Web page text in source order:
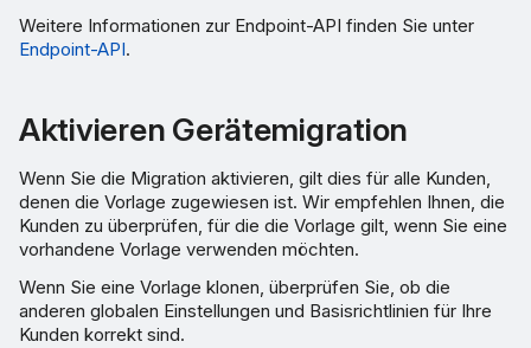
Weitere Informationen zur Endpoint-API finden Sie unter
Endpoint-API.
Aktivieren Gerätemigration
Wenn Sie die Migration aktivieren, gilt dies für alle Kunden,
denen die Vorlage zugewiesen ist. Wir empfehlen Ihnen, die
Kunden zu überprüfen, für die die Vorlage gilt, wenn Sie eine
vorhandene Vorlage verwenden möchten.
Wenn Sie eine Vorlage klonen, überprüfen Sie, ob die
anderen globalen Einstellungen und Basisrichtlinien für Ihre
Kunden korrekt sind.